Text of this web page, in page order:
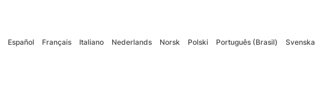
Español Français Italiano Nederlands Norsk Polski Português (Brasil) Svenska